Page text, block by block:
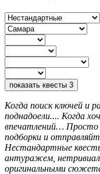
показать квесты 3
Когда поиск ключей и
поднадоели.... Когда
впечатлений… Просто
подборки и
Нестандартные
антуражем,
оригинальными